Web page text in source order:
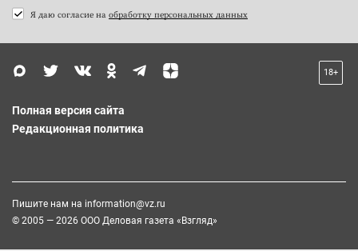
Я даю согласие на обработку персональных данных
18+
Полная версия сайта
Редакционная политика
Пишите нам на information@vz.ru
© 2005 — 2026 ООО Деловая газета «Взгляд»